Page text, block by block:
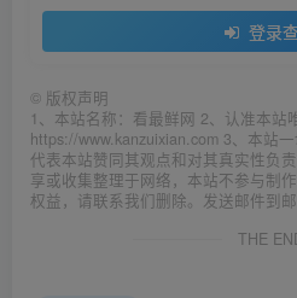
登录
© 版权声明
1、本站名称：看最鲜网 2、认准本站
https://www.kanzuixian.com 3、本站
代表本站赞同其观点和对其真实性负
享或收集整理于网络，本站不参与制
权益，请联系我们删除。发送邮件到邮
THE